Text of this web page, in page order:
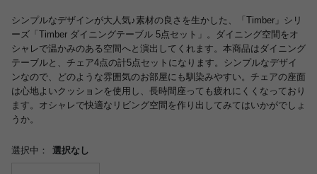
シンプルなデザインが大人気♪素材の良さを生かした、「Timber」シリ
ーズ「Timber ダイニングテーブル 5点セット」。ダイニング空間をオ
シャレで温かみのある空間へと演出してくれます。本商品はダイニング
テーブルと、チェア4点の計5点セットになります。シンプルなデザイ
ンなので、どのような雰囲気のお部屋にも馴染みやすい。チェアの座面
は心地よいクッションを使用し、長時間座っても疲れにくくなっており
ます。オシャレで快適なリビング空間を作り出してみてはいかがでしょ
うか。
選択中： 選択なし